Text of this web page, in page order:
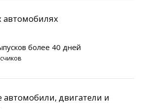
автомобилях
более 40 дней
двигатели и